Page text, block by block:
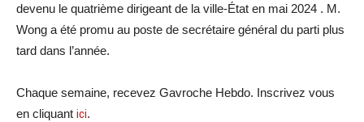
devenu le quatrième dirigeant de la ville-État en mai 2024 . M.
Wong a été promu au poste de secrétaire général du parti plus
tard dans l’année.
Chaque semaine, recevez Gavroche Hebdo. Inscrivez vous
en cliquant ici.